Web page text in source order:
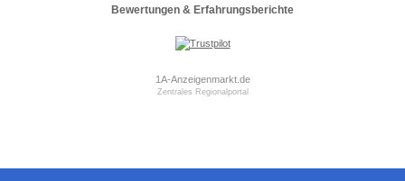
Bewertungen & Erfahrungsberichte
1A-Anzeigenmarkt.de
Zentrales Regionalportal